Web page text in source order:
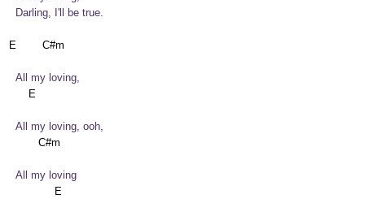
   Darling, I'll be true.
   All my loving,
   All my loving, ooh,
   All my loving